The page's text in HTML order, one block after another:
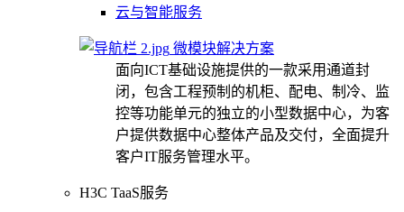
云与智能服务
微模块解决方案
面向ICT基础设施提供的一款采用通道封
闭，包含工程预制的机柜、配电、制冷、监
控等功能单元的独立的小型数据中心，为客
户提供数据中心整体产品及交付，全面提升
客户IT服务管理水平。
H3C TaaS服务